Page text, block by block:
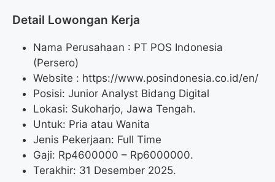
Detail Lowongan Kerja
Nama Perusahaan : PT POS Indonesia
(Persero)
Website : https://www.posindonesia.co.id/en/
Posisi: Junior Analyst Bidang Digital
Lokasi: Sukoharjo, Jawa Tengah.
Untuk: Pria atau Wanita
Jenis Pekerjaan: Full Time
Gaji: Rp4600000 – Rp6000000.
Terakhir: 31 Desember 2025.